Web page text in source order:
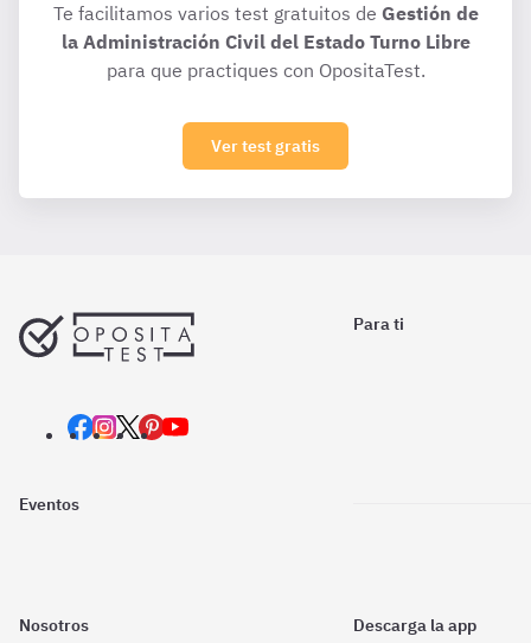
Te facilitamos varios test gratuitos de Gestión de
la Administración Civil del Estado Turno Libre
para que practiques con OpositaTest.
Ver test gratis
Para ti
Eventos
Nosotros Descarga la app